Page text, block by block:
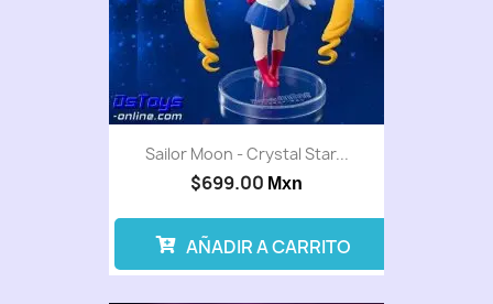
Sailor Moon - Crystal Star...
$699.00 Mxn
AÑADIR A CARRITO